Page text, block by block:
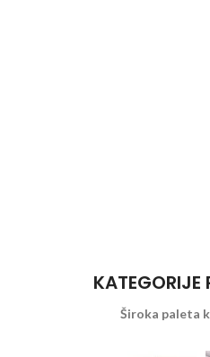
KATEGORIJE
Široka paleta